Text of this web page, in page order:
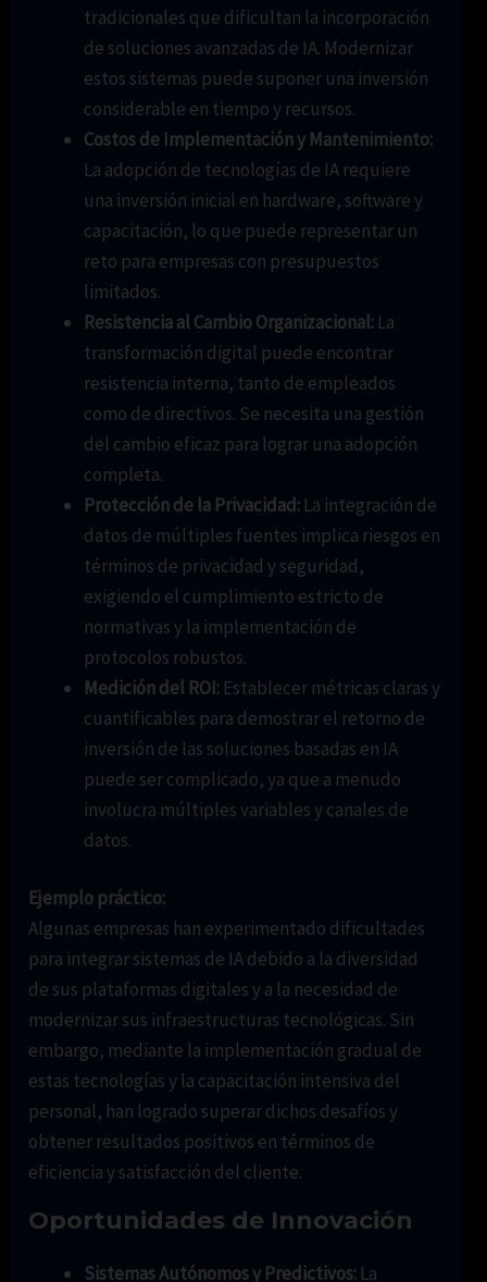
tradicionales que dificultan la incorporación
de soluciones avanzadas de IA. Modernizar
estos sistemas puede suponer una inversión
considerable en tiempo y recursos.
Costos de Implementación y Mantenimiento:
La adopción de tecnologías de IA requiere
una inversión inicial en hardware, software y
capacitación, lo que puede representar un
reto para empresas con presupuestos
limitados.
Resistencia al Cambio Organizacional: La
transformación digital puede encontrar
resistencia interna, tanto de empleados
como de directivos. Se necesita una gestión
del cambio eficaz para lograr una adopción
completa.
Protección de la Privacidad: La integración de
datos de múltiples fuentes implica riesgos en
términos de privacidad y seguridad,
exigiendo el cumplimiento estricto de
normativas y la implementación de
protocolos robustos.
Medición del ROI: Establecer métricas claras y
cuantificables para demostrar el retorno de
inversión de las soluciones basadas en IA
puede ser complicado, ya que a menudo
involucra múltiples variables y canales de
datos.
Ejemplo práctico:
Algunas empresas han experimentado dificultades
para integrar sistemas de IA debido a la diversidad
de sus plataformas digitales y a la necesidad de
modernizar sus infraestructuras tecnológicas. Sin
embargo, mediante la implementación gradual de
estas tecnologías y la capacitación intensiva del
personal, han logrado superar dichos desafíos y
obtener resultados positivos en términos de
eficiencia y satisfacción del cliente.
Oportunidades de Innovación
Sistemas Autónomos y Predictivos: La